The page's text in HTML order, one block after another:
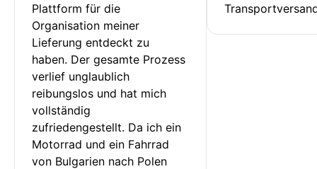
Plattform für die
Organisation meiner
Lieferung entdeckt zu
haben. Der gesamte Prozess
verlief unglaublich
reibungslos und hat mich
vollständig
zufriedengestellt. Da ich ein
Motorrad und ein Fahrrad
von Bulgarien nach Polen